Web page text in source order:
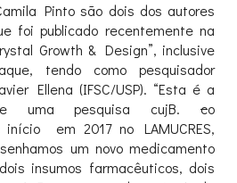
Pinto são dois dos autores
foi publicado recentemente na
Growth & Design”, inclusive
tendo como pesquisador
Ellena (IFSC/USP). “Esta é a
uma pesquisa cujB. co
início em 2017 no LAMUCRES,
um novo medicamento
insumos farmacêuticos, dois